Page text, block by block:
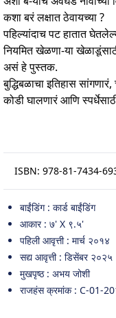
कशा बरं लक्षात ठेवायच्या ?
पहिल्यांदाच पट हातात
नियमित खेळणा-या
असं हे पुस्तक.
बुद्धिबळाचा इतिहास
कोडी घालणारं आणि
ISBN: 978-81-7434-
बाईंडिंग : कार्ड बाईंडिंग
आकार : ७' X ९.५'
पहिली आवृत्ती : मार्च २०१४
सद्य आवृत्ती : डिसेंबर २०२५
मुखपृष्ठ : अभय जोशी
राजहंस क्रमांक : C-01-